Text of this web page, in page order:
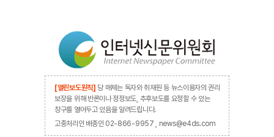
[열린보도원칙] 당 매체는 독자와 취재원 등 뉴스이용자의 권리
보장을 위해 반론이나 정정보도, 추후보도를 요청할 수 있는
창구를 열어두고 있음을 알려드립니다.
고충처리인 배종인 02-866-9957 , news@e4ds.com